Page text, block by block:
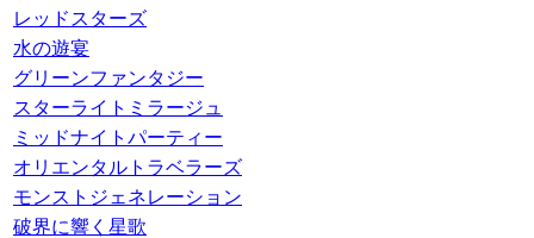
レッドスターズ
水の遊宴
グリーンファンタジー
スターライトミラージュ
ミッドナイトパーティー
オリエンタルトラベラーズ
モンストジェネレーション
破界に響く星歌